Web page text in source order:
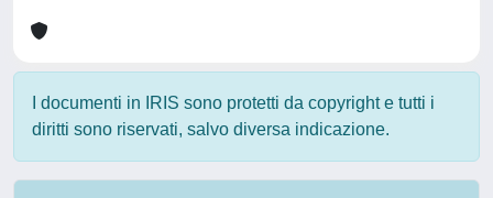
I documenti in IRIS sono protetti da copyright e tutti i
diritti sono riservati, salvo diversa indicazione.